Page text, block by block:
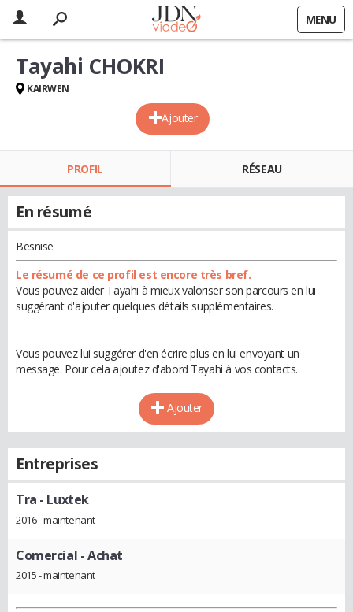
MENU
Ajouter
Tayahi CHOKRI
KAIRWEN
PROFIL RÉSEAU
En résumé
Besnise
Le résumé de ce profil est encore très bref.
Vous pouvez aider Tayahi à mieux valoriser son parcours en lui
suggérant d'ajouter quelques détails supplémentaires.
Vous pouvez lui suggérer d'en écrire plus en lui envoyant un
message. Pour cela ajoutez d'abord Tayahi à vos contacts.
Ajouter
Entreprises
Tra - Luxtek
2016 - maintenant
Comercial - Achat
2015 - maintenant